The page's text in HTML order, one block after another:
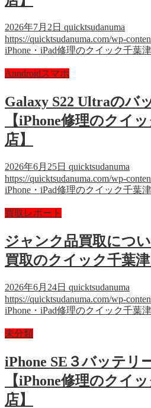
2026年7月2日 quicktsudanuma
https://quicktsudanuma.com/wp-
iPhone・iPad修理のクイック千葉
Anndroidスマホ
Galaxy S22 Ultraのバ
【iPhone修理のクイ
店】
2026年6月25日 quicktsudanuma
https://quicktsudanuma.com/wp-
iPhone・iPad修理のクイック千葉
買取レポート
ジャンク品買取につ
買取のクイック千葉津
2026年6月24日 quicktsudanuma
https://quicktsudanuma.com/wp-
iPhone・iPad修理のクイック千葉
未分類
iPhone SE３バッテリ
【iPhone修理のクイ
店】